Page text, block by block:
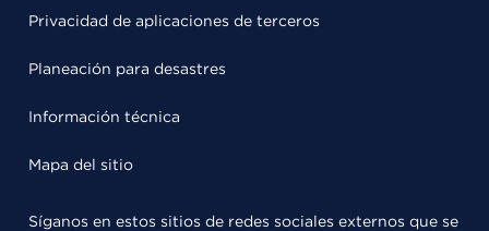
Privacidad de aplicaciones de terceros
Planeación para desastres
Información técnica
Mapa del sitio
Síganos en estos sitios de redes sociales externos que se